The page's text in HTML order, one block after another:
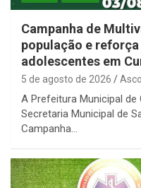
Campanha de
população e
adolescentes em
5 de agosto de 2026
A Prefeitura Municipal
Secretaria Municipal de
Campanha…